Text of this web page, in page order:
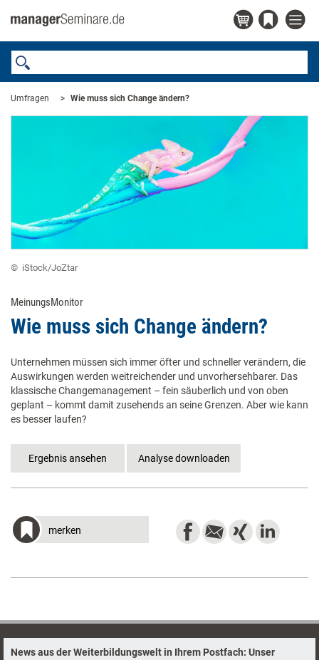
Umfragen Wie muss sich Change ändern?
© ​ iStock/JoZtar ​
MeinungsMonitor
Wie muss sich Change ändern?
Unternehmen müssen sich immer öfter und schneller verändern, die
Auswirkungen werden weitreichender und unvorhersehbarer. Das
klassische Changemanagement – fein säuberlich und von oben
geplant – kommt damit zusehends an seine Grenzen. Aber wie kann
es besser laufen?
merken
News aus der Weiterbildungswelt in Ihrem Postfach: Unser